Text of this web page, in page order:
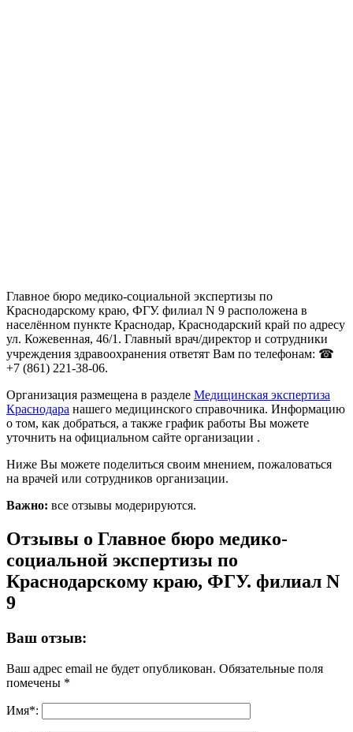
Главное бюро медико-социальной экспертизы по
Краснодарскому краю, ФГУ. филиал N 9 расположена в
населённом пункте Краснодар, Краснодарский край по адресу
ул. Кожевенная, 46/1. Главный врач/директор и сотрудники
учреждения здравоохранения ответят Вам по телефонам: ☎
+7 (861) 221-38-06.
Организация размещена в разделе Медицинская экспертиза
Краснодара нашего медицинского справочника. Информацию
о том, как добраться, а также график работы Вы можете
уточнить на официальном сайте организации .
Ниже Вы можете поделиться своим мнением, пожаловаться
на врачей или сотрудников организации.
Важно: все отзывы модерируются.
Отзывы о Главное бюро медико-
социальной экспертизы по
Краснодарскому краю, ФГУ. филиал N
9
Ваш отзыв:
Ваш адрес email не будет опубликован. Обязательные поля
помечены *
Имя*: